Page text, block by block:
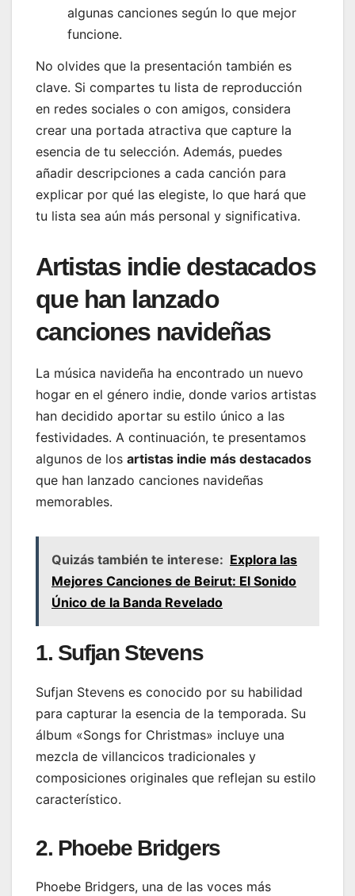
algunas canciones según lo que mejor
funcione.
No olvides que la presentación también es
clave. Si compartes tu lista de reproducción
en redes sociales o con amigos, considera
crear una portada atractiva que capture la
esencia de tu selección. Además, puedes
añadir descripciones a cada canción para
explicar por qué las elegiste, lo que hará que
tu lista sea aún más personal y significativa.
Artistas indie destacados
que han lanzado
canciones navideñas
La música navideña ha encontrado un nuevo
hogar en el género indie, donde varios artistas
han decidido aportar su estilo único a las
festividades. A continuación, te presentamos
algunos de los artistas indie más destacados
que han lanzado canciones navideñas
memorables.
Quizás también te interese: Explora las
Mejores Canciones de Beirut: El Sonido
Único de la Banda Revelado
1. Sufjan Stevens
Sufjan Stevens es conocido por su habilidad
para capturar la esencia de la temporada. Su
álbum «Songs for Christmas» incluye una
mezcla de villancicos tradicionales y
composiciones originales que reflejan su estilo
característico.
2. Phoebe Bridgers
Phoebe Bridgers, una de las voces más